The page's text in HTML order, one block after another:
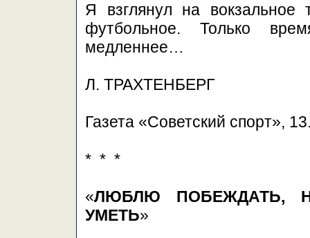
Я взглянул на
футбольное. Только
медленнее…
Л. ТРАХТЕНБЕРГ
Газета «Советский спорт»,
* * *
«ЛЮБЛЮ ПОБЕЖДАТЬ,
УМЕТЬ»